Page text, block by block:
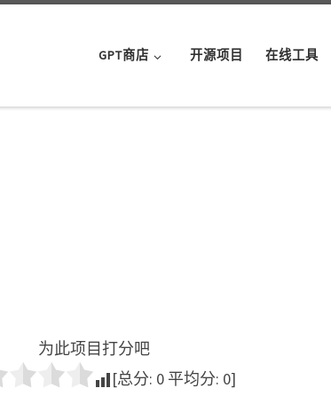
GPT商店 开源项目 在线工具
为此项目打分吧
[总分: 0 平均分: 0]